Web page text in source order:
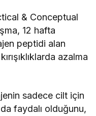
& Conceptual
12 hafta
peptidi alan
azalma
sadece cilt için
da faydalı olduğunu,